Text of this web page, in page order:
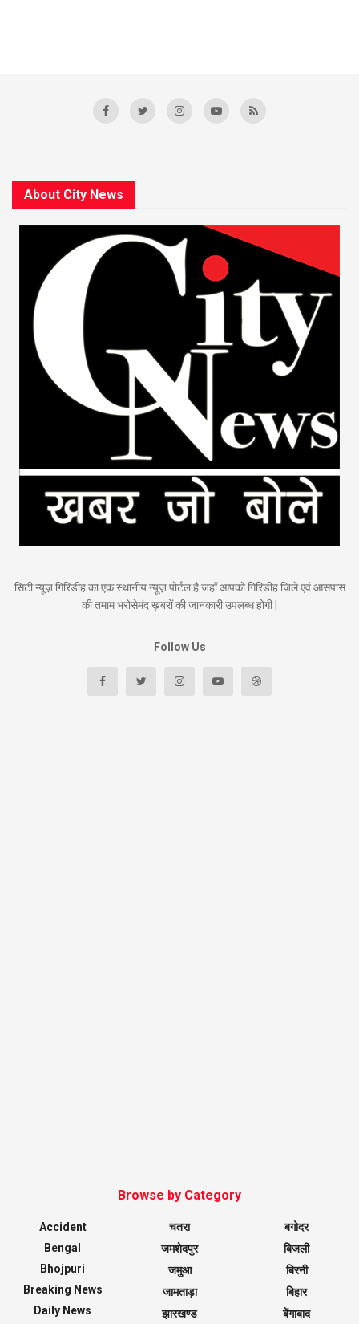
About City News
सिटी न्यूज़ गिरिडीह का एक स्थानीय न्यूज़ पोर्टल है जहाँ आपको गिरिडीह जिले एवं आसपास
की तमाम भरोसेमंद ख़बरों की जानकारी उपलब्ध होगी |
Follow Us
Browse by Category
Accident
Bengal
Bhojpuri
Breaking News
Daily News
चतरा
जमशेदपुर
जमुआ
जामताड़ा
झारखण्ड
बगोदर
बिजली
बिरनी
बिहार
बेंगाबाद